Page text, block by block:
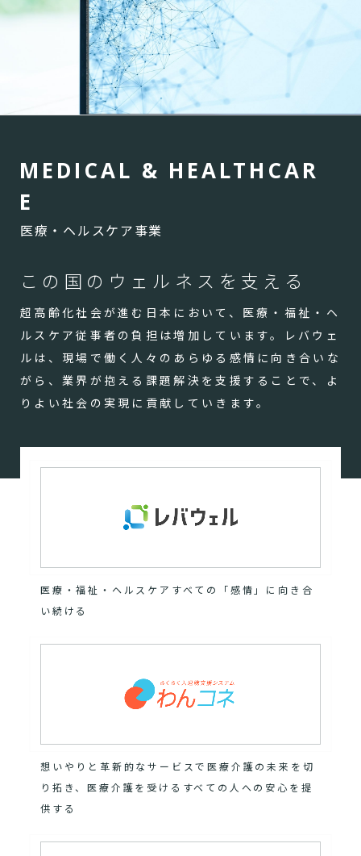
M EDI CAL & H EALTH CAR
E
医療・ヘルスケア事業
この国のウェルネスを支える
超高齢化社会が進む日本において、医療・福祉・ヘ
ルスケア従事者の負担は増加しています。レバウェ
ルは、現場で働く人々のあらゆる感情に向き合いな
がら、業界が抱える課題解決を支援することで、よ
りよい社会の実現に貢献していきます。
医療・福祉・ヘルスケアすべての「感情」に向き合
い続ける
想いやりと革新的なサービスで医療介護の未来を切
り拓き、医療介護を受けるすべての人への安心を提
供する